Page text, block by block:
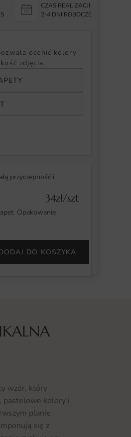
CZAS REALIZACJI
2-4 DNI ROBOCZE
ocenić kolory
zdjęcia.
przyczepność i
34zł/szt
Opakowanie
DO KOSZYKA
wzór, który
pastelowe kolory i
planie
się z